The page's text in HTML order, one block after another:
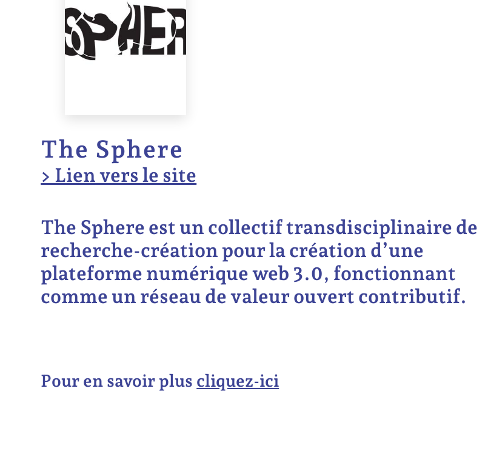
The Sphere
> Lien vers le site
The Sphere est un collectif transdisciplinaire de
recherche-création pour la création d’une
plateforme numérique web 3.0, fonctionnant
comme un réseau de valeur ouvert contributif.
Pour en savoir plus cliquez-ici